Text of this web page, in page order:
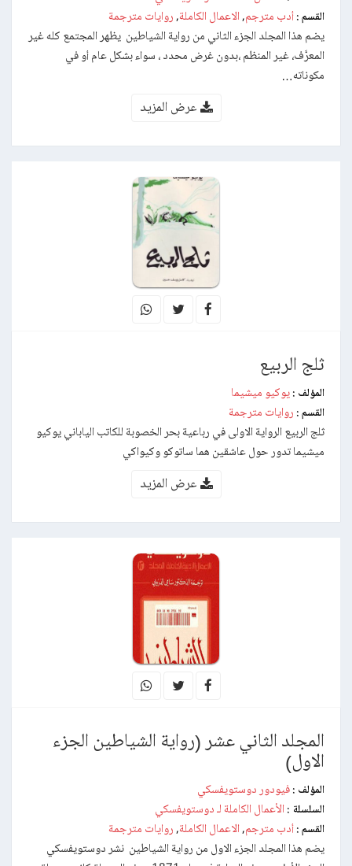
القسم : أدب مترجم, الاعمال الكاملة, روايات مترجمة
يضم هذا المجلد الجزء الثاني من رواية الشياطين يظهر المجتمع كله غير
المعرَّف، غير المنظم ،بدون غرض محدد ، سواء بشكل عام أو في
مكوناته…
عرض المزيد
ثلج الربيع
المؤلف : يوكيو ميشيما
القسم : روايات مترجمة
ثلج الربيع الرواية الاولى في رباعية بحر الخصوبة للكاتب الياباني يوكيو
ميشيما تدور حول عاشقين هما ساتوكو وكيواكي
عرض المزيد
المجلد الثاني عشر (رواية الشياطين الجزء
الاول)
المؤلف : فيودور دوستويفسكي
السلسلة : الأعمال الكاملة لـ دوستويفسكي
القسم : أدب مترجم, الاعمال الكاملة, روايات مترجمة
يضم هذا المجلد الجزء الاول من رواية الشياطين نشر دوستويفسكي